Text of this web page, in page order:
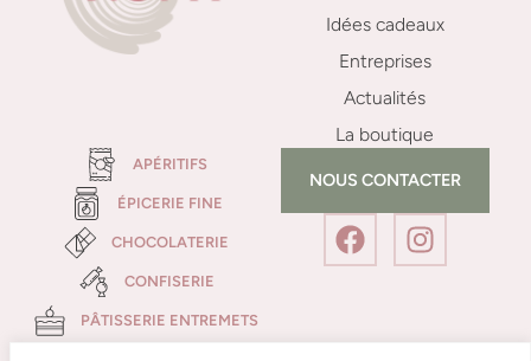
Idées cadeaux
Entreprises
Actualités
La boutique
APÉRITIFS
ÉPICERIE FINE
CHOCOLATERIE
CONFISERIE
PÂTISSERIE ENTREMETS
NOUS CONTACTER